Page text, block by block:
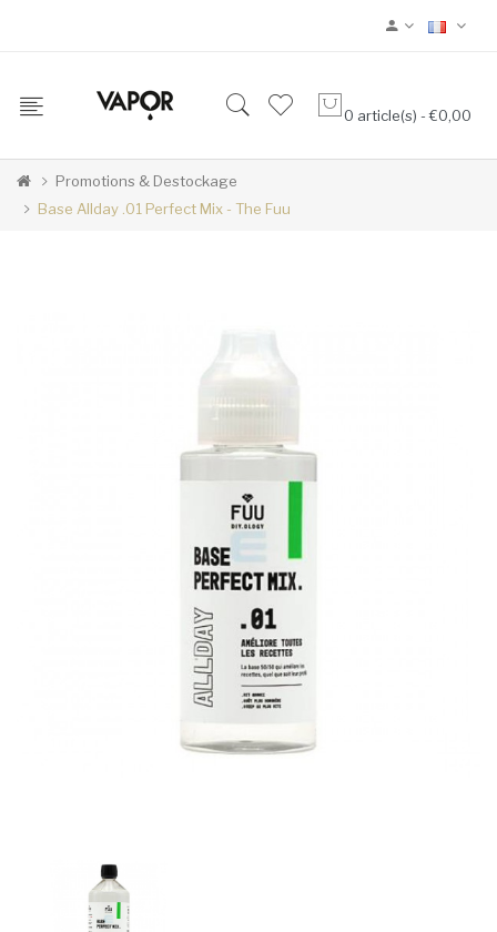
0 article(s) - €0,00
Promotions & Destockage
Base Allday .01 Perfect Mix - The Fuu